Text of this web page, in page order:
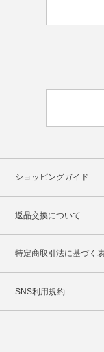
ショッピングガイド
返品交換について
特定商取引法に基づく
SNS利用規約